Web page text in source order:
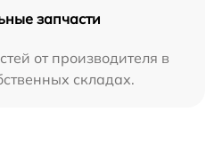
запчасти
от производителя в
складах.